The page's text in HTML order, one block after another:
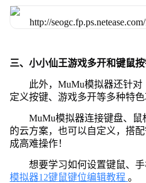
三、小小仙王游戏多开和键鼠
此外，MuMu模拟器还针
定义按键、游戏多开等多种特色
MuMu模拟器连接键盘、
的云方案，也可以自定义，搭
成高难操作！
想要学习如何设置键鼠、
模拟器12键鼠键位编辑教程 。